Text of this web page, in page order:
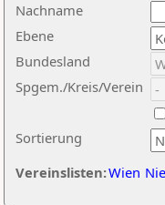
Nachname
Ebene
Sortierung
Bundesland
Spgem./Kreis/Verein
Vereinslisten:Wien